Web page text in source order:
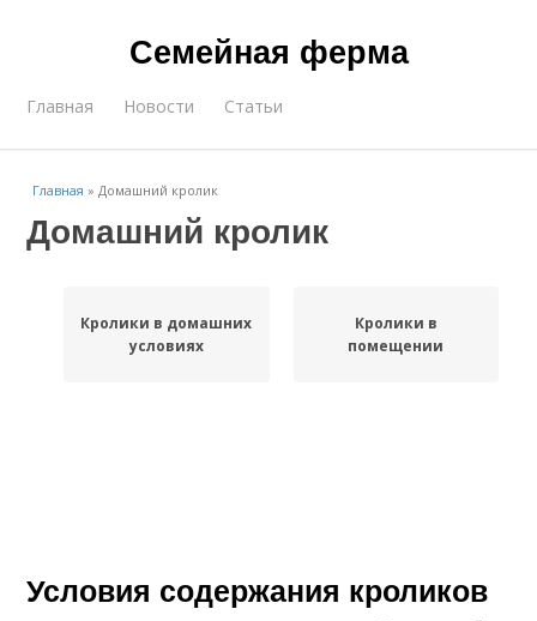
Семейная ферма
Главная Новости Статьи
Главная »Домашний кролик
Домашний кролик
Кролики в домашних
условиях
Кролики в
помещении
Условия содержания кроликов